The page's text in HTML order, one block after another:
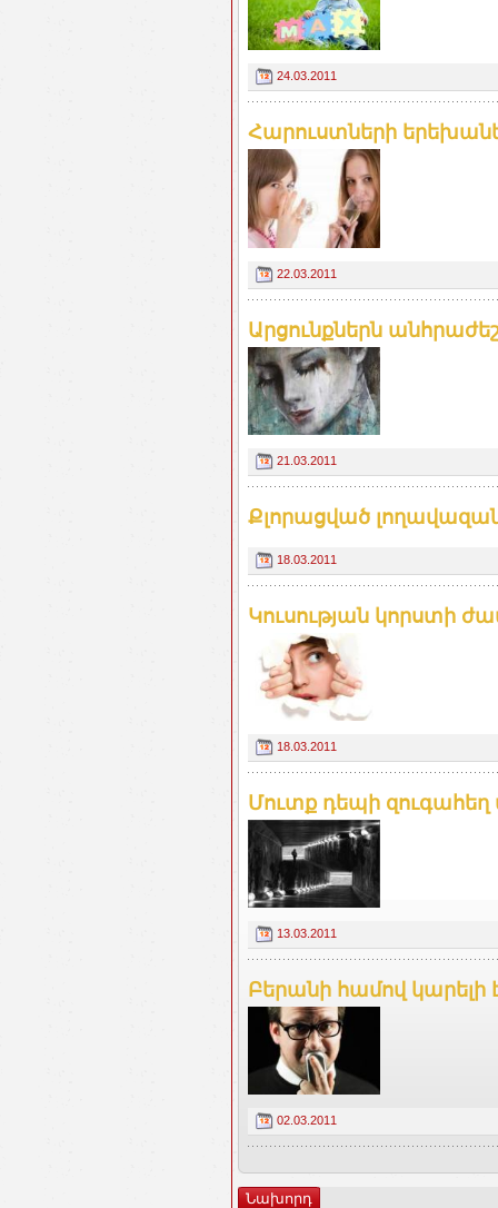
24.03.2011
Հարուստների
22.03.2011
Արցունքներն
21.03.2011
Քլորացված
18.03.2011
Կուսության կորստի
18.03.2011
Մուտք դեպի
13.03.2011
Բերանի համով կարելի է
02.03.2011
Նախորդ